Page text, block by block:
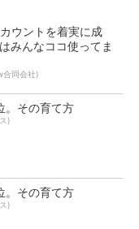
ウントを着実に成
みんなココ使ってま
合同会社)
。その育て方
)
。その育て方
)